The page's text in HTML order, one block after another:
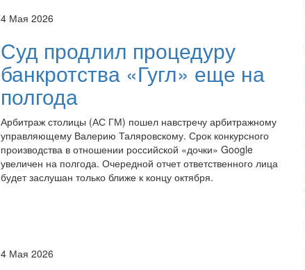
4 Мая 2026
Суд продлил процедуру
банкротства «Гугл» еще на
полгода
Арбитраж столицы (АС ГМ) пошел навстречу арбитражному
управляющему Валерию Таляровскому. Срок конкурсного
производства в отношении российской «дочки» Google
увеличен на полгода. Очередной отчет ответственного лица
будет заслушан только ближе к концу октября.
4 Мая 2026